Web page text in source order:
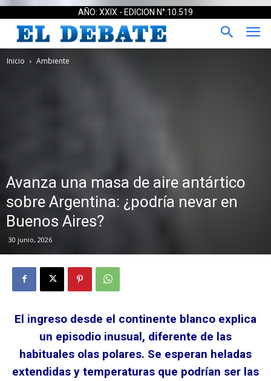
AÑO: XXIX - EDICION N°:10.519
Inicio Ambiente
Avanza una masa de aire antártico
sobre Argentina: ¿podría nevar en
Buenos Aires?
30 junio, 2026
El ingreso desde el continente blanco explica
un episodio inusual, diferente de las
habituales olas polares. Se esperan heladas
extendidas y temperaturas que podrían ser las